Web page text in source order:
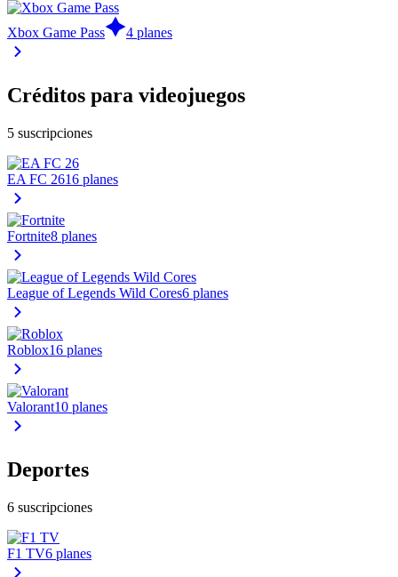
Xbox Game Pass 4 planes
Créditos para videojuegos
5 suscripciones
EA FC 2616 planes
Fortnite8 planes
League of Legends Wild Cores6 planes
Roblox16 planes
Valorant10 planes
Deportes
6 suscripciones
F1 TV6 planes